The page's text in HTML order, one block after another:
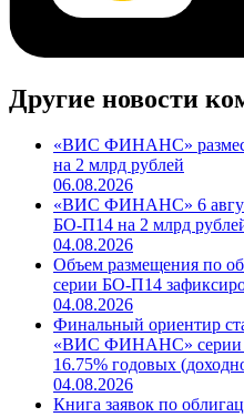
Другие новости
«ВИС ФИНАНС»
на 2 млрд рублей
06.08.2026
«ВИС ФИНАНС» 6
БО-П14 на 2 млрд
04.08.2026
Объем размещения по
серии БО-П14
04.08.2026
Финальный ориентир
«ВИС ФИНАНС» серии
16.75% годовых
04.08.2026
Книга заявок по